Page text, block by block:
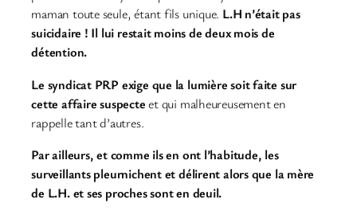
maman toute seule, étant fils unique. L.H n’était pas
suicidaire ! Il lui restait moins de deux mois de
détention.
Le syndicat PRP exige que la lumière soit faite sur
cette affaire suspecteet qui malheureusement en
rappelle tant d’autres.
Par ailleurs, et comme ils en ont l’habitude, les
surveillants pleurnichent et délirent alors que la mère
de L.H. et ses proches sont en deuil.